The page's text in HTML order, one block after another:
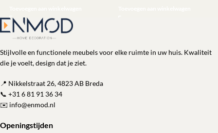
Stijlvolle en functionele meubels voor elke ruimte in uw huis. Kwaliteit
die je voelt, design dat je ziet.
📍 Nikkelstraat 26, 4823 AB Breda
📞 +31 6 81 91 36 34
✉️ info@enmod.nl
Openingstijden